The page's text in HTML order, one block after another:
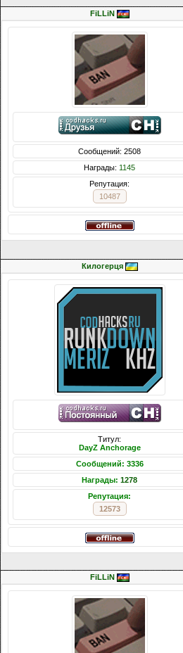
FiLLiN
Сообщений: 2508
Награды: 1145
Репутация:
10487
Килогерця
Титул:
DayZ Anchorage
Сообщений: 3336
Награды: 1278
Репутация:
12573
FiLLiN